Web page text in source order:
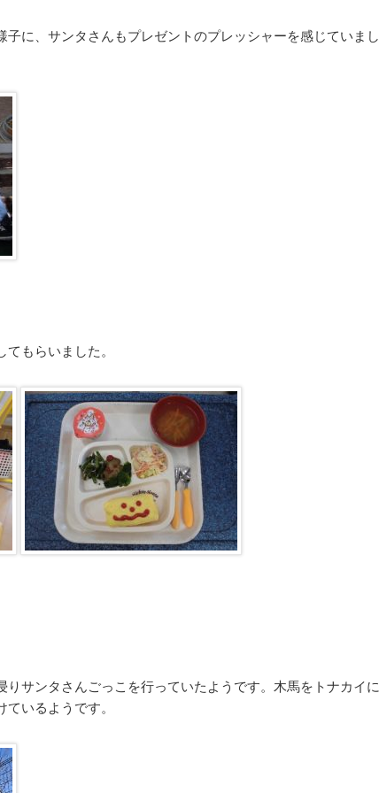
子に、サンタさんもプレゼントのプレッシャーを感じていまし
もらいました。
りサンタさんごっこを行っていたようです。木馬をトナカイに
いるようです。